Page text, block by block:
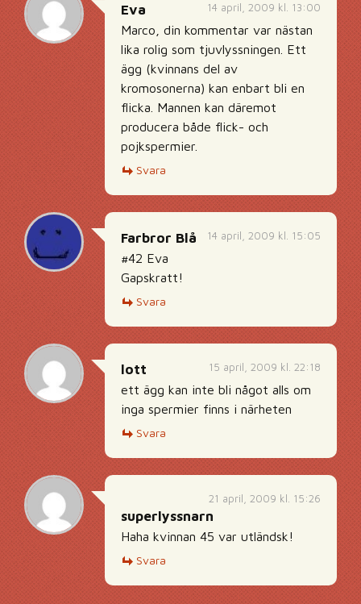
14 april, 2009 kl. 13:00
Eva
Marco, din kommentar var nästan
lika rolig som tjuvlyssningen. Ett
ägg (kvinnans del av
kromosonerna) kan enbart bli en
flicka. Mannen kan däremot
producera både flick- och
pojkspermier.
Svara
14 april, 2009 kl. 15:05
Farbror Blå
#42 Eva
Gapskratt!
Svara
15 april, 2009 kl. 22:18
lott
ett ägg kan inte bli något alls om
inga spermier finns i närheten
Svara
21 april, 2009 kl. 15:26
superlyssnarn
Haha kvinnan 45 var utländsk!
Svara